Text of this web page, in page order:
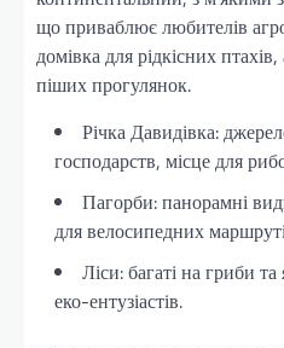
що приваблює любителів
домівка для рідкісних
піших прогулянок.
Річка Давидівка:
господарств, місце для
Пагорби: панорамні
для велосипедних
Ліси: багаті на гриби
еко-ентузіастів.